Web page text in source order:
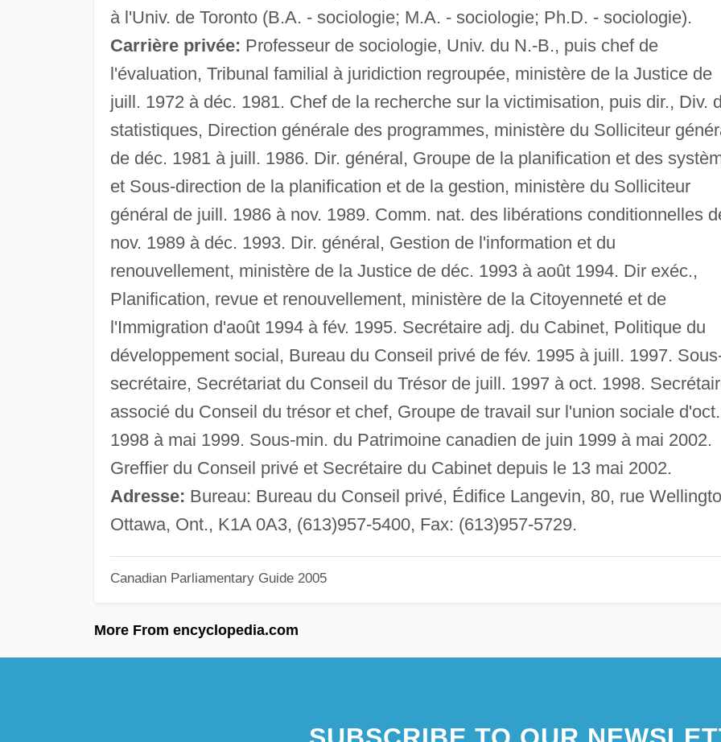
à l'Univ. de Toronto (B.A. - sociologie; M.A. - sociologie; Ph.D. - sociologie).
Carrière privée: Professeur de sociologie, Univ. du N.-B., puis chef de
l'évaluation, Tribunal familial à juridiction regroupée, ministère de la Justice de
juill. 1972 à déc. 1981. Chef de la recherche sur la victimisation, puis dir., Div.
statistiques, Direction générale des programmes, ministère du Solliciteur
de déc. 1981 à juill. 1986. Dir. général, Groupe de la planification et des
et Sous-direction de la planification et de la gestion, ministère du Solliciteur
général de juill. 1986 à nov. 1989. Comm. nat. des libérations conditionnelles
nov. 1989 à déc. 1993. Dir. général, Gestion de l'information et du
renouvellement, ministère de la Justice de déc. 1993 à août 1994. Dir exéc.,
Planification, revue et renouvellement, ministère de la Citoyenneté et de
l'Immigration d'août 1994 à fév. 1995. Secrétaire adj. du Cabinet, Politique du
développement social, Bureau du Conseil privé de fév. 1995 à juill. 1997.
secrétaire, Secrétariat du Conseil du Trésor de juill. 1997 à oct. 1998.
associé du Conseil du trésor et chef, Groupe de travail sur l'union sociale d'oct.
1998 à mai 1999. Sous-min. du Patrimoine canadien de juin 1999 à mai 2002.
Greffier du Conseil privé et Secrétaire du Cabinet depuis le 13 mai 2002.
Adresse: Bureau: Bureau du Conseil privé, Édifice Langevin, 80, rue
Ottawa, Ont., K1A 0A3, (613)957-5400, Fax: (613)957-5729.
Canadian Parliamentary Guide 2005
More From encyclopedia.com